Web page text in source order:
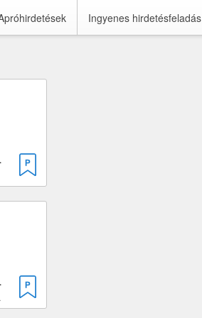
Ingyenes hirdetésfeladás
cm³
cm³